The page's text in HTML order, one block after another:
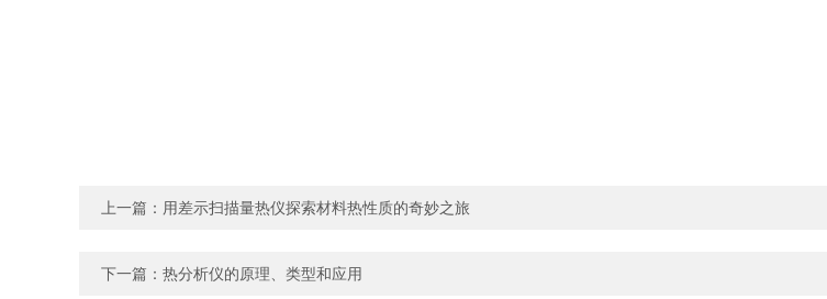
上一篇： 用差示扫描量热仪探索材料热性质的奇妙之旅
下一篇： 热分析仪的原理、类型和应用